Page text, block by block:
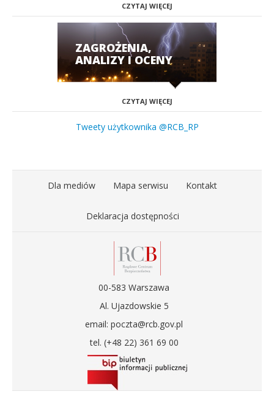
CZYTAJ WIĘCEJ
ZAGROŻENIA,
ANALIZY I OCENY
CZYTAJ WIĘCEJ
Tweety użytkownika @RCB_RP
Dla mediów Mapa serwisu Kontakt
Deklaracja dostępności
00-583 Warszawa
Al. Ujazdowskie 5
email: poczta@rcb.gov.pl
tel. (+48 22) 361 69 00